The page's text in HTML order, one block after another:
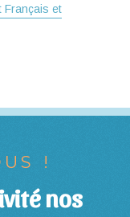
Français et
!
nos